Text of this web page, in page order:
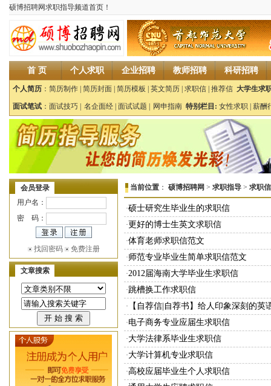
硕博招聘网求职指导频道首页！
首 页 个人求职 企业招聘 教师招聘 科研招聘
个人简历 ： 简历制作 简历封面 简历模板 英文简历 求职信 推荐信 大学生求
面试笔试 ： 面试技巧 名企面经 面试试题 网申指南 特别栏目: 女性求职 薪酬
会员登录
用户名：
密 码：
找回密码 免费注册
文章搜索
当前位置 ： 硕博招聘网 > 求职指导 > 求职信
·硕士研究生毕业生的求职信
·更好的博士生英文求职信
·体育老师求职信范文
·师范专业毕业生简单求职信范文
·2012届海南大学毕业生求职信
·跳槽换工作求职信
· 【自荐信|自荐书】给人印象深刻的英
·电子商务专业应届生求职信
·大学法律系毕业生求职信
·大学计算机专业求职信
·高校应届毕业生个人求职信